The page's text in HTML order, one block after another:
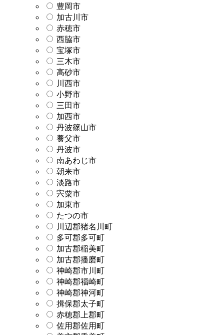
豊岡市
加古川市
赤穂市
西脇市
宝塚市
三木市
高砂市
川西市
小野市
三田市
加西市
丹波篠山市
養父市
丹波市
南あわじ市
朝来市
淡路市
宍粟市
加東市
たつの市
川辺郡猪名川町
多可郡多可町
加古郡稲美町
加古郡播磨町
神崎郡市川町
神崎郡福崎町
神崎郡神河町
揖保郡太子町
赤穂郡上郡町
佐用郡佐用町